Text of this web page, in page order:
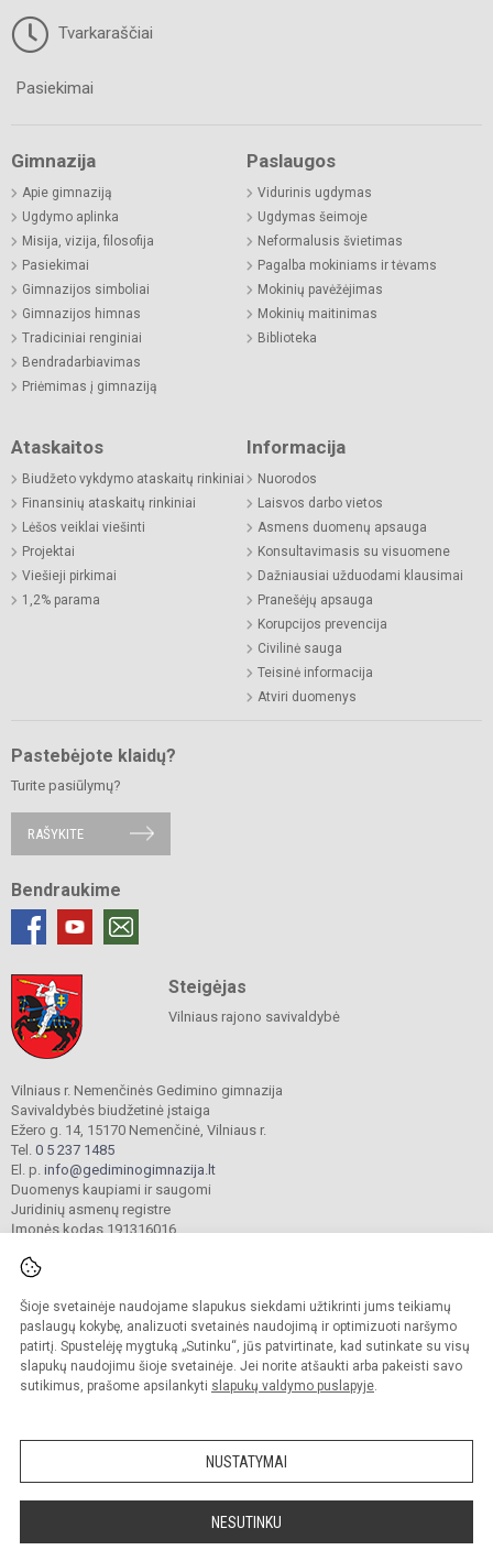
Šioje svetainėje naudojame slapukus siekdami užtikrinti jums teikiamų
paslaugų kokybę, analizuoti svetainės naudojimą ir optimizuoti naršymo
patirtį. Spustelėję mygtuką „Sutinku“, jūs patvirtinate, kad sutinkate su visų
slapukų naudojimu šioje svetainėje. Jei norite atšaukti arba pakeisti savo
sutikimus, prašome apsilankyti slapukų valdymo puslapyje.
NUSTATYMAI
NESUTINKU
Tvarkaraščiai
Pasiekimai
Gimnazija
Apie gimnaziją
Ugdymo aplinka
Misija, vizija, filosofija
Pasiekimai
Gimnazijos simboliai
Gimnazijos himnas
Tradiciniai renginiai
Bendradarbiavimas
Priėmimas į gimnaziją
Paslaugos
Vidurinis ugdymas
Ugdymas šeimoje
Neformalusis švietimas
Pagalba mokiniams ir tėvams
Mokinių pavėžėjimas
Mokinių maitinimas
Biblioteka
Ataskaitos
Biudžeto vykdymo ataskaitų rinkiniai
Finansinių ataskaitų rinkiniai
Lėšos veiklai viešinti
Projektai
Viešieji pirkimai
1,2% parama
Informacija
Nuorodos
Laisvos darbo vietos
Asmens duomenų apsauga
Konsultavimasis su visuomene
Dažniausiai užduodami klausimai
Pranešėjų apsauga
Korupcijos prevencija
Civilinė sauga
Teisinė informacija
Atviri duomenys
Pastebėjote klaidų?
Turite pasiūlymų?
RAŠYKITE
Bendraukime
Steigėjas
Vilniaus rajono savivaldybė
Vilniaus r. Nemenčinės Gedimino gimnazija
Savivaldybės biudžetinė įstaiga
Ežero g. 14, 15170 Nemenčinė, Vilniaus r.
Tel. 0 5 237 1485
El. p. info@gediminogimnazija.lt
Duomenys kaupiami ir saugomi
Juridinių asmenų registre
Įmonės kodas 191316016
© 2025. Vilniaus r. Nemenčinės Gedimino gimnazija. Visos teisės saugomos.
Kopijuoti turinį be raštiško įstaigos administracijos sutikimo griežtai draudžiama.
Versija neįgaliesiems Slapukų valdymas
Sumanus būdas atnaujinti